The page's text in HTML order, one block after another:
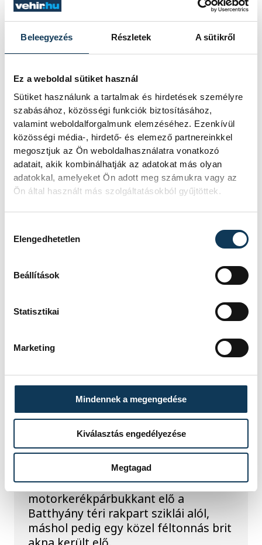
Beleegyezés Részletek A sütikről
Ez a weboldal sütiket használ
Sütiket használunk a tartalmak és hirdetések személyre
szabásához, közösségi funkciók biztosításához,
valamint weboldalforgalmunk elemzéséhez. Ezenkívül
közösségi média-, hirdető- és elemező partnereinkkel
megosztjuk az Ön weboldalhasználatra vonatkozó
adatait, akik kombinálhatják az adatokat más olyan
adatokkal, amelyeket Ön adott meg számukra vagy az
Ön által használt más szolgáltatásokból gyűjtöttek.
Elengedhetetlen
Beállítások
Statisztikai
Marketing
Mindennek a megengedése
Kiválasztás engedélyezése
Megtagad
TOVÁBBI CIKKEK
KÖZÉLET
Meglepték az elemzőket
a júliusi inflációs adatok
Hatalmas meglepetésként értékelték
inflációs adatot.
KÖZÉLET
Sorra kerülnek elő
világháborús leletek az
alacsony Dunából
A folyó rekordalacsony vízállása miatt
egy csaknem komplett, II.
világháborús német DKW NZ 350-1
motorkerékpárbukkant elő a
Batthyány téri rakpart sziklái alól,
máshol pedig egy közel féltonnás brit